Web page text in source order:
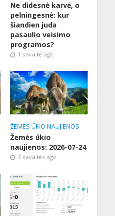
Ne didesnė karvė, o
pelningesnė: kur
šiandien juda
pasaulio veisimo
programos?
1 savaitė ago
ŽEMĖS ŪKIO NAUJIENOS
Žemės ūkio
naujienos: 2026-07-24
2 savaitės ago